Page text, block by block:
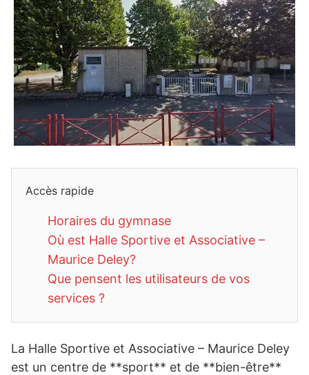
Accès rapide
Horaires du gymnase
Où est Halle Sportive et Associative –
Maurice Deley?
Que pensent les utilisateurs de vos
services ?
La Halle Sportive et Associative – Maurice Deley
est un centre de **sport** et de **bien-être**